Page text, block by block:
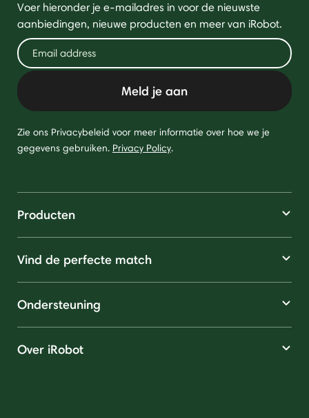
Voer hieronder je e-mailadres in voor de nieuwste
aanbiedingen, nieuwe producten en meer van iRobot.
Meld je aan
Zie ons Privacybeleid voor meer informatie over hoe we je
gegevens gebruiken. Privacy Policy.
Producten
Vind de perfecte match
Ondersteuning
Over iRobot